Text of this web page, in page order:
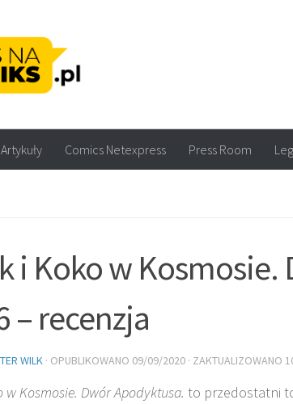
Artykuły Comics Netexpress Press Room
i Koko w Kosmosie.
– recenzja
WILK · OPUBLIKOWANO 09/09/2020 · ZAKTUALIZOWANO
w Kosmosie. Dwór Apodyktusa. to przedostatni